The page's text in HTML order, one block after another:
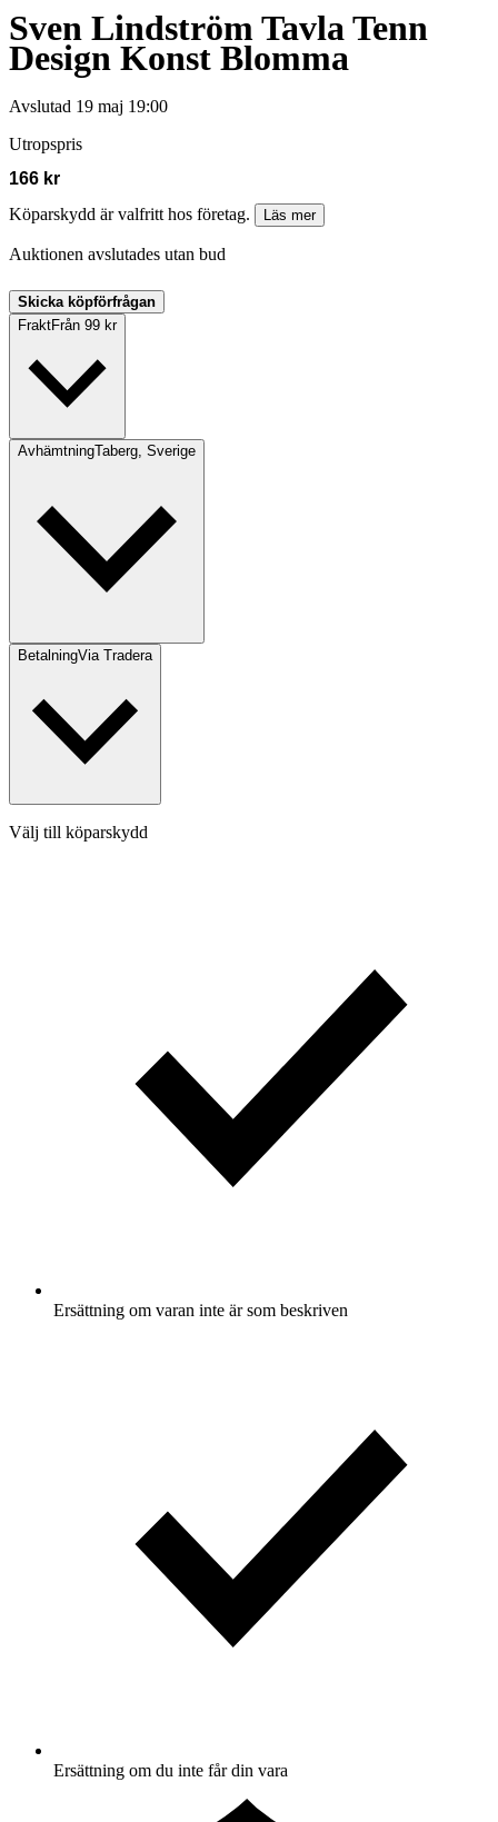
Sven Lindström Tavla Tenn
Design Konst Blomma
Avslutad 19 maj 19:00
Utropspris
166 kr
Köparskydd är valfritt hos företag.
Läs mer
Auktionen avslutades utan bud
Skicka köpförfrågan
FraktFrån 99 kr
AvhämtningTaberg, Sverige
BetalningVia Tradera
Välj till köparskydd
Ersättning om varan inte är som beskriven
Ersättning om du inte får din vara